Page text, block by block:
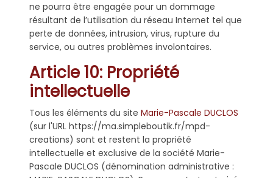
ne pourra être engagée pour un dommage
résultant de l’utilisation du réseau Internet tel que
perte de données, intrusion, virus, rupture du
service, ou autres problèmes involontaires.
Article 10: Propriété
intellectuelle
Tous les éléments du site Marie-Pascale DUCLOS
(sur l'URL https://ma.simpleboutik.fr/mpd-
creations) sont et restent la propriété
intellectuelle et exclusive de la société Marie-
Pascale DUCLOS (dénomination administrative :